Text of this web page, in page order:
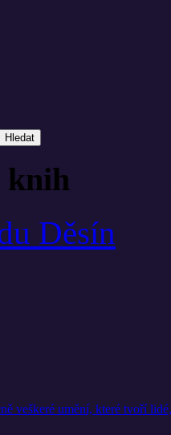
knih
Děsín
veškeré umění, které tvoří